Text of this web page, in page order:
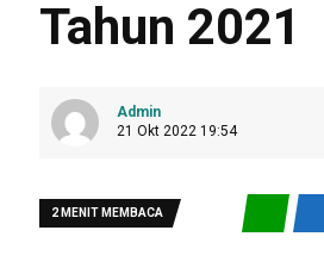
Tahun 2021
Admin
21 Okt 2022 19:54
2 MENIT MEMBACA